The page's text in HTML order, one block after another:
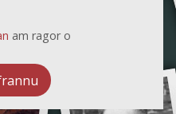
am ragor o